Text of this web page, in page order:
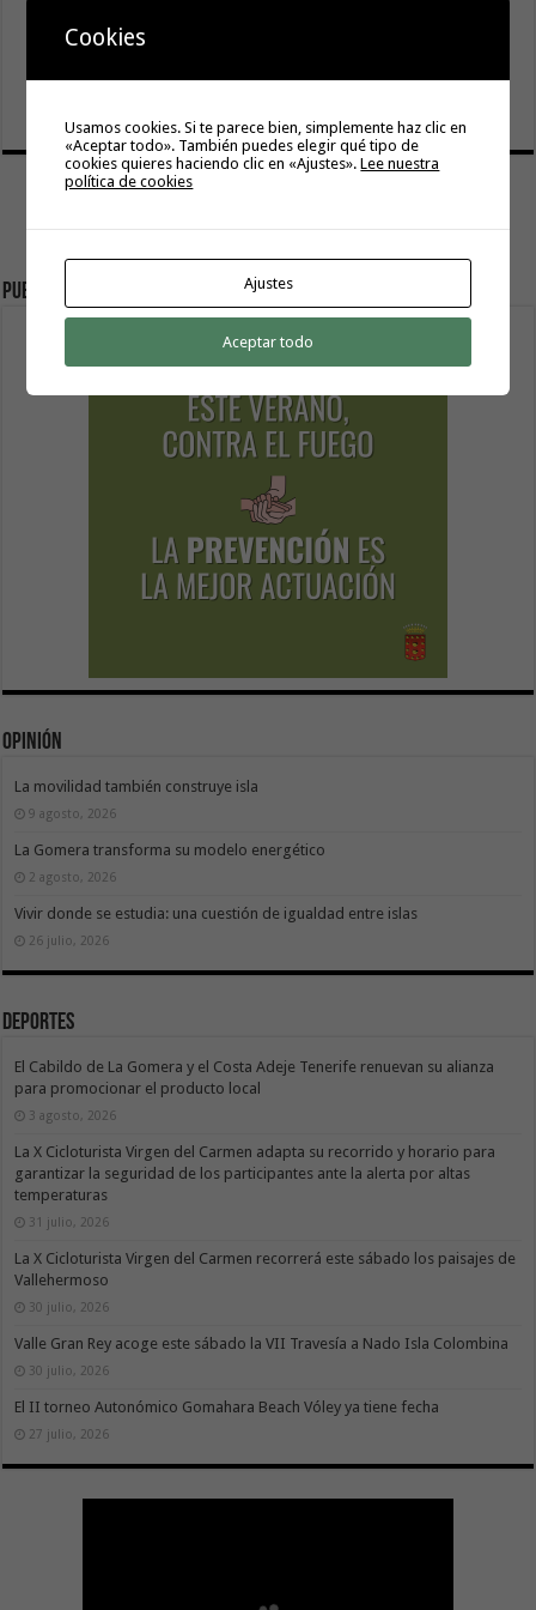
6 agosto, 2026
al sector por valor de 7,09 M€ tras aumentar las cuantías
Publicidad
Opinión
La movilidad también construye isla
9 agosto, 2026
La Gomera transforma su modelo energético
2 agosto, 2026
Vivir donde se estudia: una cuestión de igualdad entre islas
26 julio, 2026
Deportes
El Cabildo de La Gomera y el Costa Adeje Tenerife renuevan su alianza
para promocionar el producto local
3 agosto, 2026
La X Cicloturista Virgen del Carmen adapta su recorrido y horario para
garantizar la seguridad de los participantes ante la alerta por altas
temperaturas
31 julio, 2026
La X Cicloturista Virgen del Carmen recorrerá este sábado los paisajes de
Vallehermoso
30 julio, 2026
Valle Gran Rey acoge este sábado la VII Travesía a Nado Isla Colombina
30 julio, 2026
El II torneo Autonómico Gomahara Beach Vóley ya tiene fecha
27 julio, 2026
Cookies
Usamos cookies. Si te parece bien, simplemente haz clic en
«Aceptar todo». También puedes elegir qué tipo de
cookies quieres haciendo clic en «Ajustes».Lee nuestra
política de cookies
Ajustes
Aceptar todo